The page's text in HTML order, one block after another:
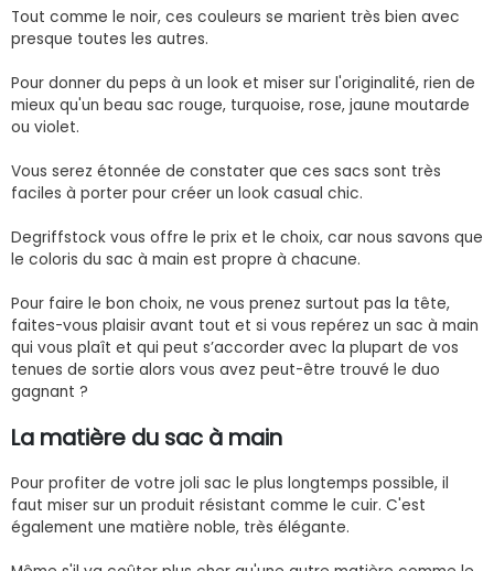
Tout comme le noir, ces couleurs se marient très bien avec
presque toutes les autres.
Pour donner du peps à un look et miser sur l'originalité, rien de
mieux qu'un beau sac rouge, turquoise, rose, jaune moutarde
ou violet.
Vous serez étonnée de constater que ces sacs sont très
faciles à porter pour créer un look casual chic.
Degriffstock vous offre le prix et le choix, car nous savons que
le coloris du sac à main est propre à chacune.
Pour faire le bon choix, ne vous prenez surtout pas la tête,
faites-vous plaisir avant tout et si vous repérez un sac à main
qui vous plaît et qui peut s’accorder avec la plupart de vos
tenues de sortie alors vous avez peut-être trouvé le duo
gagnant ?
La matière du sac à main
Pour profiter de votre joli sac le plus longtemps possible, il
faut miser sur un produit résistant comme le cuir. C'est
également une matière noble, très élégante.